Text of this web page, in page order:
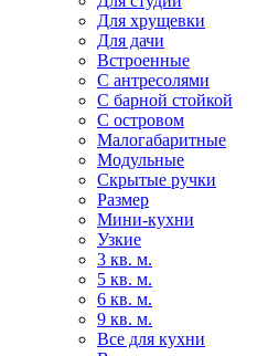
Для хрущевки
Для дачи
Встроенные
С антресолями
С барной стойкой
С островом
Малогабаритные
Модульные
Скрытые ручки
Размер
Мини-кухни
Узкие
3 кв. м.
5 кв. м.
6 кв. м.
9 кв. м.
Все для кухни